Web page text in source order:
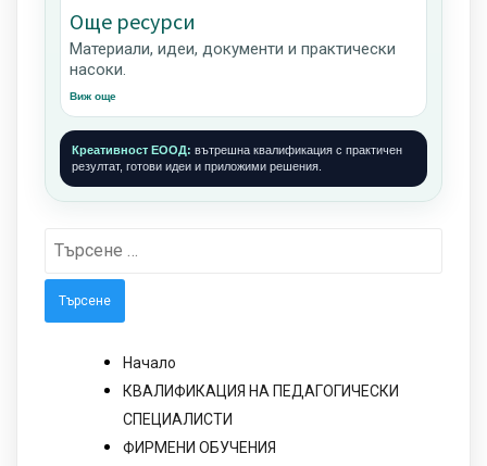
Още ресурси
Материали, идеи, документи и практически
насоки.
Виж още
Креативност ЕООД: вътрешна квалификация с практичен
резултат, готови идеи и приложими решения.
Търсене
Начало
КВАЛИФИКАЦИЯ НА ПЕДАГОГИЧЕСКИ
СПЕЦИАЛИСТИ
ФИРМЕНИ ОБУЧЕНИЯ